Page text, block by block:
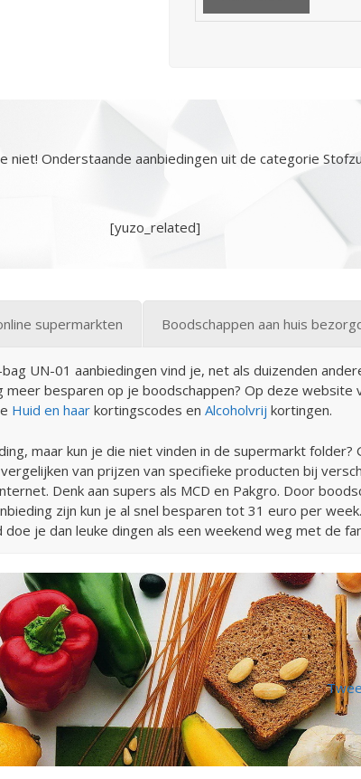
niet! Onderstaande aanbiedingen uit de categorie
[yuzo_related]
supermarkten Boodschappen aan huis
UN-01 aanbiedingen vind je, net als duizenden
meer besparen op je boodschappen? Op deze website
Huid en haar kortingscodes en Alcoholvrij kortingen.
maar kun je die niet vinden in de supermarkt folder?
van prijzen van specifieke producten bij
Denk aan supers als MCD en Pakgro. Door
zijn kun je al snel besparen tot 31 euro per
je dan leuke dingen als een weekend weg met de